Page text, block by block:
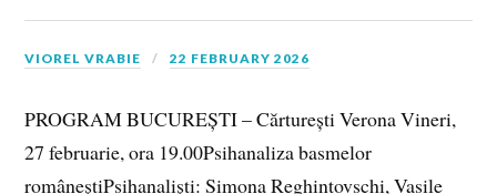
VIOREL VRABIE 22 FEBRUARY 2026
PROGRAM BUCUREȘTI – Cărturești Verona Vineri,
27 februarie, ora 19.00Psihanaliza basmelor
româneștiPsihanaliști: Simona Reghintovschi, Vasile